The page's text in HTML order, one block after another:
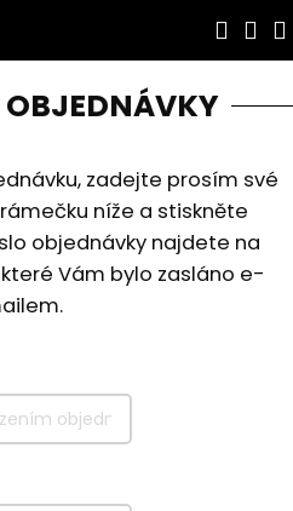
zadejte prosím své
níže a stiskněte
objednávky najdete na
Vám bylo zasláno e-